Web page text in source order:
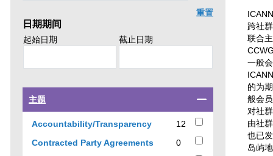
click
search.
重置
日期期间
Search
起始日期
Search
截止日期
主题
a
checkbox
filter
Accountability/Transparency12
12
Contracted Party Agreements0
0
跨社
联合
一般
的为
般会
对社
由社
也已
岛屿